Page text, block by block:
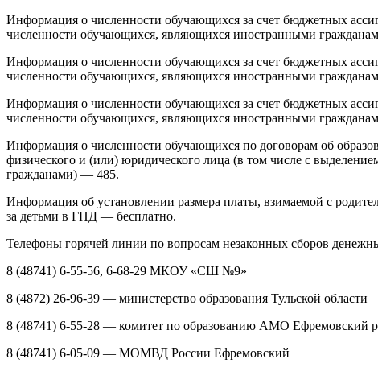
Информация о численности обучающихся за счет бюджетных
численности обучающихся, являющихся иностранными
Информация о численности обучающихся за счет бюджетных
численности обучающихся, являющихся иностранными
Информация о численности обучающихся за счет бюджетных
численности обучающихся, являющихся иностранными
Информация о численности обучающихся по договорам об
физического и (или) юридического лица (в том числе с
гражданами) — 485.
Информация об установлении размера платы, взимаемой с
за детьми в ГПД — бесплатно.
Телефоны горячей линии по вопросам незаконных сборов
8 (48741) 6-55-56, 6-68-29 МКОУ «СШ №9»
8 (4872) 26-96-39 — министерство образования Тульской области
8 (48741) 6-55-28 — комитет по образованию АМО Ефремовский
8 (48741) 6-05-09 — МОМВД России Ефремовский